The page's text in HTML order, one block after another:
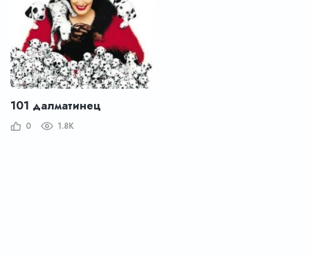
101 далматинец
0 1.8K